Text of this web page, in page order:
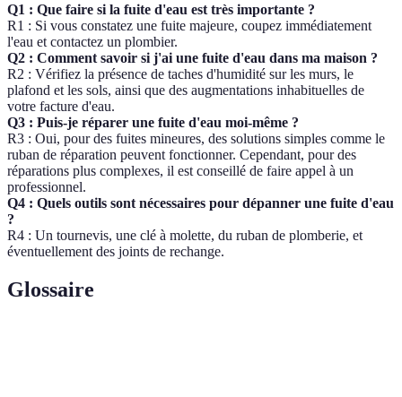
Q1 : Que faire si la fuite d'eau est très importante ?
R1 : Si vous constatez une fuite majeure, coupez immédiatement
l'eau et contactez un plombier.
Q2 : Comment savoir si j'ai une fuite d'eau dans ma maison ?
R2 : Vérifiez la présence de taches d'humidité sur les murs, le
plafond et les sols, ainsi que des augmentations inhabituelles de
votre facture d'eau.
Q3 : Puis-je réparer une fuite d'eau moi-même ?
R3 : Oui, pour des fuites mineures, des solutions simples comme le
ruban de réparation peuvent fonctionner. Cependant, pour des
réparations plus complexes, il est conseillé de faire appel à un
professionnel.
Q4 : Quels outils sont nécessaires pour dépanner une fuite d'eau
?
R4 : Un tournevis, une clé à molette, du ruban de plomberie, et
éventuellement des joints de rechange.
Glossaire